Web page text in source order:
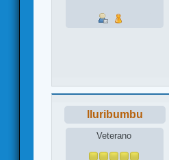
lluribumbu
Veterano